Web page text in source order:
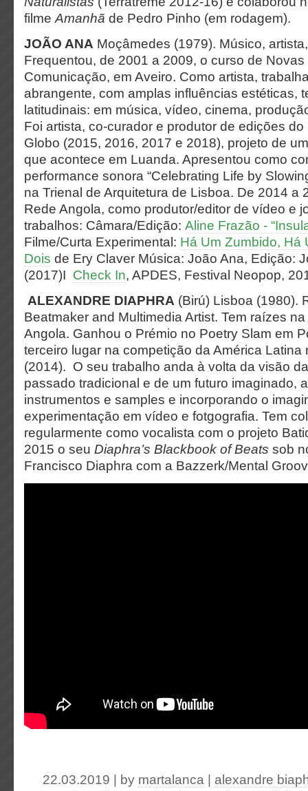
filme Amanhã de Pedro Pinho (em rodagem).
JOÃO ANA Moçâmedes (1979). Músico,
Frequentou, de 2001 a 2009, o curso de
Comunicação, em Aveiro. Como artista,
abrangente, com amplas influências estéticas,
latitudinais: em música, vídeo, cinema,
Foi artista, co-curador e produtor de edições do
Globo (2015, 2016, 2017 e 2018), projeto de
que acontece em Luanda. Apresentou como
performance sonora “Celebrating Life by
na Trienal de Arquitetura de Lisboa. De 2014 a
Rede Angola, como produtor/editor de vídeo e
trabalhos: Câmara/Edição: Aline Frazão -
Filme/Curta Experimental: Há Um Zumbido, Há
Dois de Ery Claver Música: João Ana, Edição:
(2017)I Check In, APDES, Festival Neopop,
ALEXANDRE DIAPHRA (Birú) Lisboa (1980).
Beatmaker and Multimedia Artist. Tem raízes
Angola. Ganhou o Prémio no Poetry Slam em
terceiro lugar na competição da América Latina
(2014). O seu trabalho anda à volta da visão
passado tradicional e de um futuro imaginado,
instrumentos e samples e incorporando o
experimentação em vídeo e fotgografia. Tem
regularmente como vocalista com o projeto
2015 o seu Diaphra’s Blackbook of Beats sob
Francisco Diaphra com a Bazzerk/Mental
22.03.2019 | by martalanca | alexandre